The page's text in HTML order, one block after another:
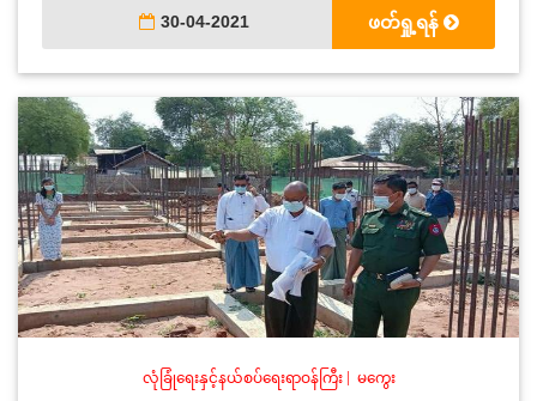
30-04-2021 ဖတ်ရှု့ရန်
လုံခြုံရေးနှင့်နယ်စပ်ရေးရာဝန်ကြီး| မကွေး